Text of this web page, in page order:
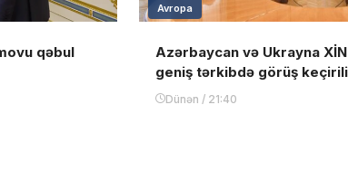
qəbul
Avropa
Azərbaycan və Ukrayna XİN
geniş tərkibdə görüş
Dünən / 21:40